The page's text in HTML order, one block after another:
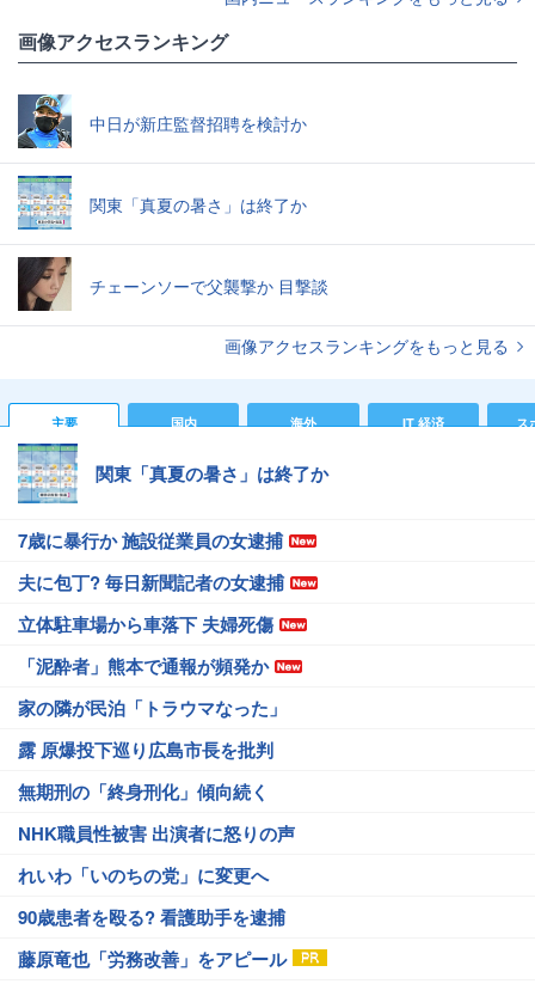
画像アクセスランキング
中日が新庄監督招聘を検討か
関東「真夏の暑さ」は終了か
チェーンソーで父襲撃か 目撃談
画像アクセスランキングをもっと見る
主要 国内 海外 IT 経済 ス
関東「真夏の暑さ」は終了か
7歳に暴行か 施設従業員の女逮捕
夫に包丁? 毎日新聞記者の女逮捕
立体駐車場から車落下 夫婦死傷
「泥酔者」熊本で通報が頻発か
家の隣が民泊「トラウマなった」
露 原爆投下巡り広島市長を批判
無期刑の「終身刑化」傾向続く
NHK職員性被害 出演者に怒りの声
れいわ「いのちの党」に変更へ
90歳患者を殴る? 看護助手を逮捕
藤原竜也「労務改善」をアピール